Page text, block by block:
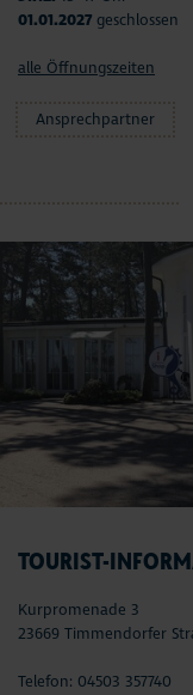
01.01.2027 geschlossen
alle Öffnungszeiten
Ansprechpartner
TOURIST-
Kurpromenade 3
23669 Timmendorfer
Telefon: 04503 357740